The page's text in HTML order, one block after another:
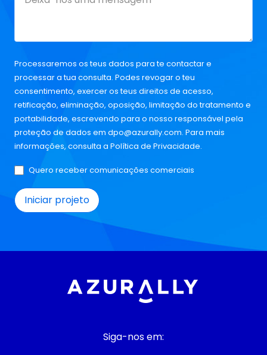
Processaremos os teus dados para te contactar e
processar a tua consulta. Podes revogar o teu
consentimento, exercer os teus direitos de acesso,
retificação, eliminação, oposição, limitação do tratamento e
portabilidade, escrevendo para o nosso responsável pela
proteção de dados em dpo@azurally.com. Para mais
informações, consulta a Política de Privacidade.
Quero receber comunicações comerciais
Siga-nos em: